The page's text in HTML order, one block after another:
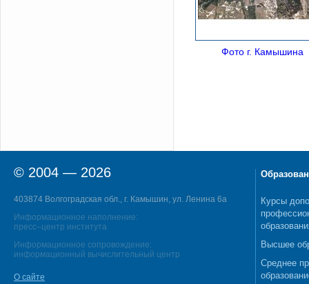
Фото г. Камышина
© 2004 — 2026
403874 Волгоградская обл., г. Камышин, ул. Ленина 6а
Информационное наполнение:
пресс–центр института
Информационное сопровождение:
информационный вычислительный центр
О сайте
Курсы
Высшее
Среднее